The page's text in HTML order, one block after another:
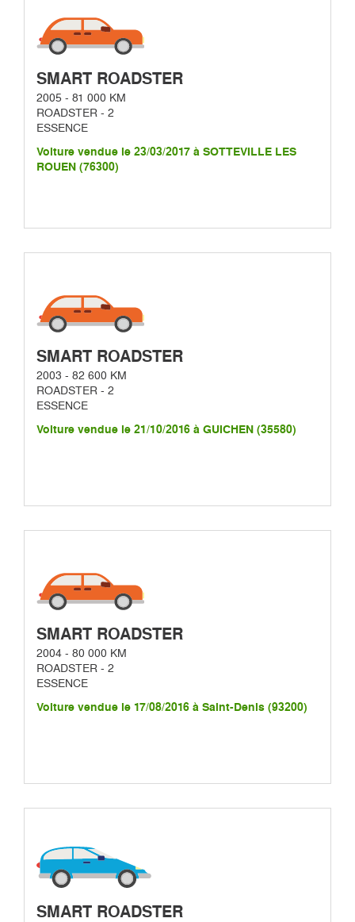
SMART ROADSTER
2005 - 81 000 KM
ROADSTER - 2
ESSENCE
Voiture vendue le 23/03/2017 à SOTTEVILLE LES
ROUEN (76300)
SMART ROADSTER
2003 - 82 600 KM
ROADSTER - 2
ESSENCE
Voiture vendue le 21/10/2016 à GUICHEN (35580)
SMART ROADSTER
2004 - 80 000 KM
ROADSTER - 2
ESSENCE
Voiture vendue le 17/08/2016 à Saint-Denis (93200)
SMART ROADSTER